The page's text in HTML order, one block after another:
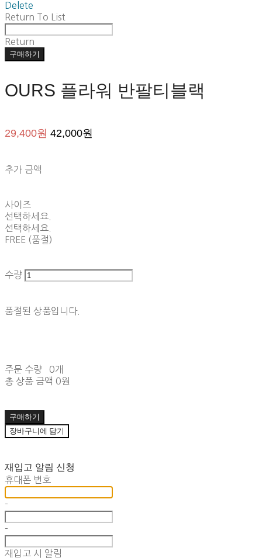
Delete
Return To List
Return
구매하기
OURS 플라워 반팔티블랙
29,400원 42,000원
추가 금액
사이즈
선택하세요.
선택하세요.
FREE (품절)
수량
품절된 상품입니다.
주문 수량
0개
총 상품 금액 0원
구매하기
장바구니에 담기
재입고 알림 신청
휴대폰 번호
-
-
재입고 시 알림